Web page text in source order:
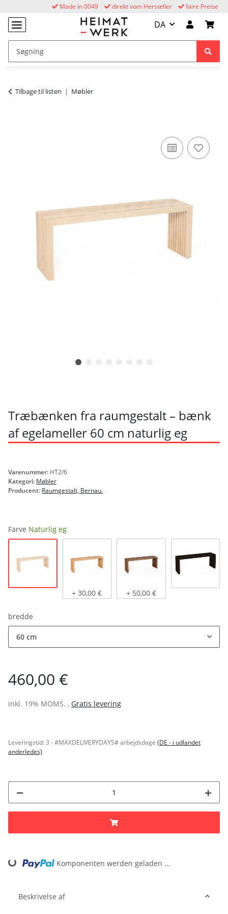
faire Preise
direkt vom Hersteller
Made in 0049
DA
Tilbage til listen Møbler
Træbænken fra raumgestalt – bænk
af egelameller 60 cm naturlig eg
Varenummer: HT2/6
Kategori: Møbler
Producent: Raumgestalt, Bernau.
Farve Naturlig eg
Lys eg, olieret
+ 30,00 € Mørk eg, olieret
+ 50,00 €
bredde
60 cm
460,00 €
inkl. 19% MOMS. , Gratis levering
Leveringstid:3 - #MAXDELIVERYDAYS# arbejdsdage (DE - i udlandet
anderledes)
Loading... Komponenten werden geladen ...
Beskrivelse af